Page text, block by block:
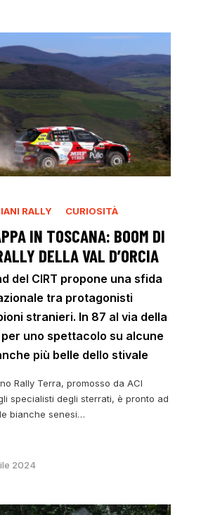
RALLY CURIOSITÀ
IN TOSCANA: BOOM DI
DELLA VAL D’ORCIA
del CIRT propone una sfida
tra protagonisti
stranieri. In 87 al via della
uno spettacolo su alcune
più belle dello stivale
Rally Terra, promosso da ACI
specialisti degli sterrati, è pronto ad
bianche senesi…
2024